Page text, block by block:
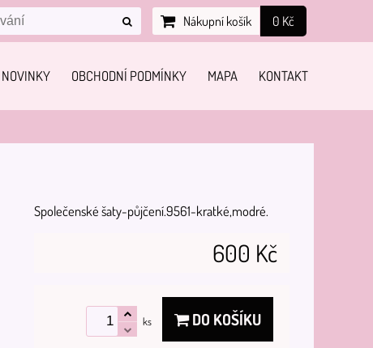
Nákupní košík 0 Kč
NOVINKY OBCHODNÍ PODMÍNKY MAPA KONTAKT
Společenské šaty-půjčení.9561-kratké,modré.
600 Kč
ks DO KOŠÍKU